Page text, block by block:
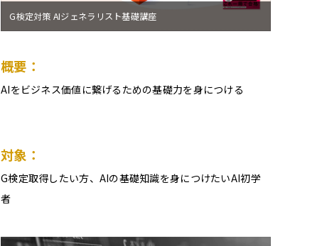
G検定対策 AIジェネラリスト基礎講座
概要：
AIをビジネス価値に繋げるための基礎力を身につける
対象：
G検定取得したい方、AIの基礎知識を身につけたいAI初学
者